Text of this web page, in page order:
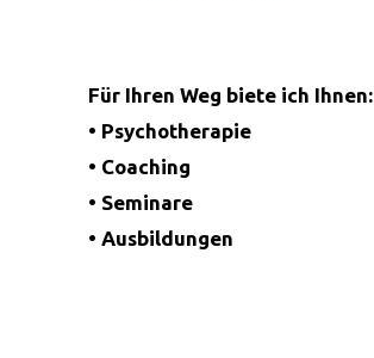
Für Ihren Weg biete ich Ihnen:
• Psychotherapie
• Coaching
• Seminare
• Ausbildungen